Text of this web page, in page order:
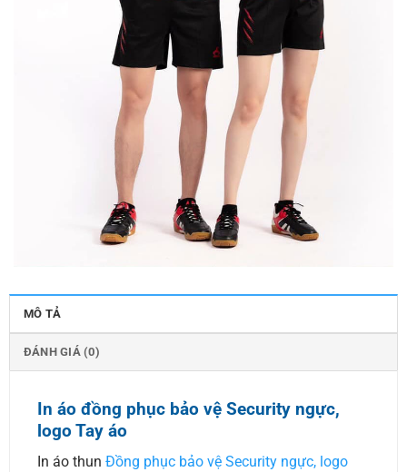
MÔ TẢ
ĐÁNH GIÁ (0)
In áo đồng phục bảo vệ Security ngực,
logo Tay áo
In áo thun Đồng phục bảo vệ Security ngực, logo